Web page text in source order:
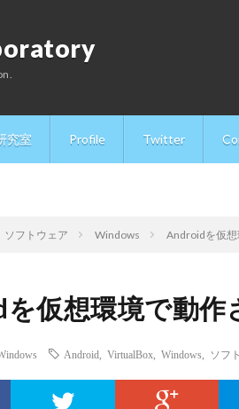
究室 Profile Twitter
ソフトウェア Windows Androidを仮
仮想環境で動作
Android VirtualBox Windows ソフ